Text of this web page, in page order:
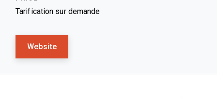
Tarification sur demande
Website